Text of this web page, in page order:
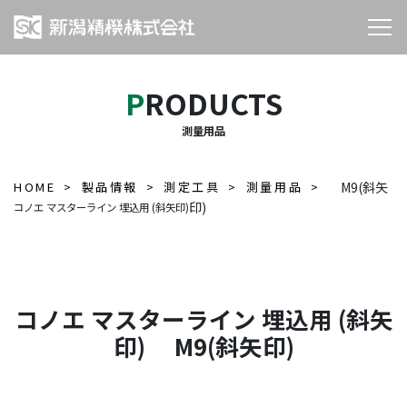
PRODUCTS
測量用品
HOME 製品情報 測定工具 測量用品
コノエ マスターライン 埋込用 (斜矢印)
M9(斜矢
印)
コノエ マスターライン 埋込用 (斜矢
印) M9(斜矢印)